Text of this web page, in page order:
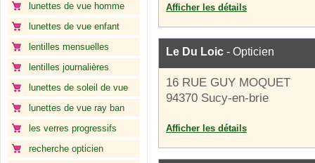
lunettes de vue homme
lunettes de vue enfant
lentilles mensuelles
lentilles journalières
lunettes de soleil de vue
lunettes de vue ray ban
les verres progressifs
recherche opticien
Afficher les détails
Le Du Loic - Opticien
16 RUE GUY MOQUET
94370 Sucy-en-brie
Afficher les détails